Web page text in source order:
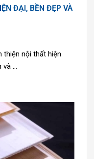
ĐẠI, BỀN ĐẸP VÀ
thiện nội thất hiện
...